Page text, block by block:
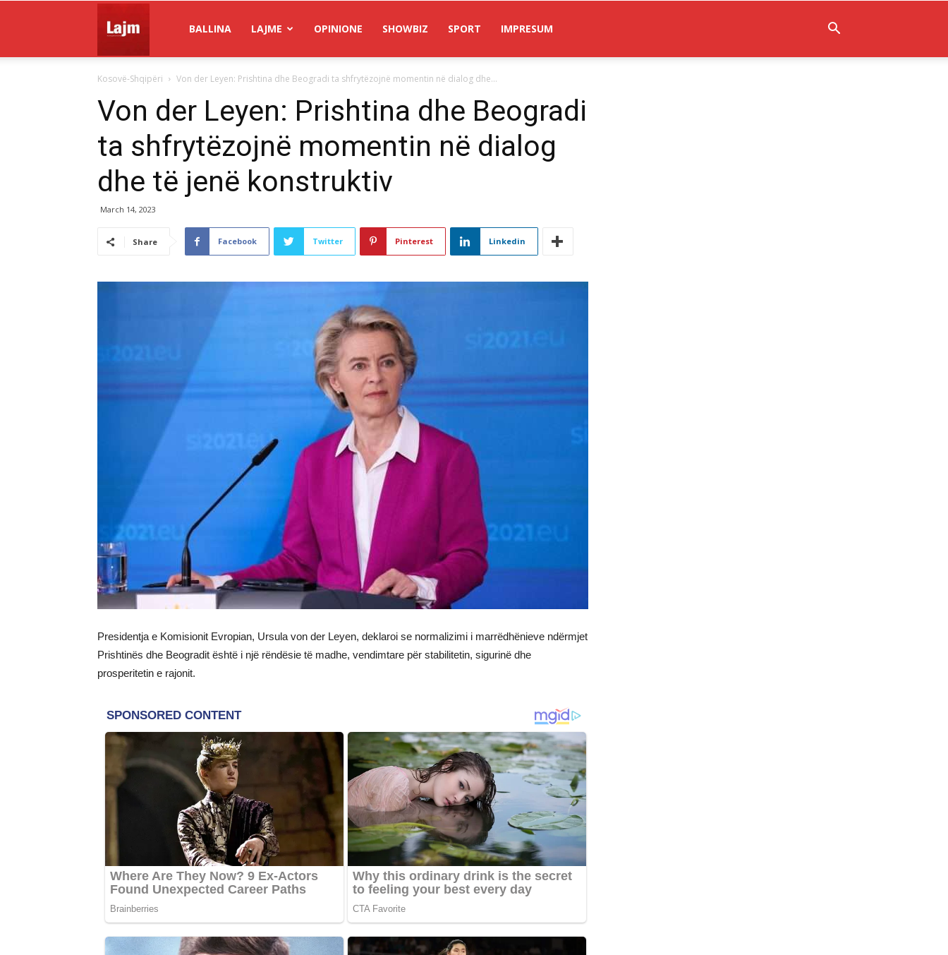
Lajm
BALLINA LAJME OPINIONE SHOWBIZ SPORT IMPRESUM
Kosovë-Shqipëri Von der Leyen: Prishtina dhe Beogradi ta shfrytëzojnë momentin në dialog dhe...
Von der Leyen: Prishtina dhe Beogradi
ta shfrytëzojnë momentin në dialog
dhe të jenë konstruktiv
March 14, 2023
Share Facebook Twitter Pinterest Linkedin
Presidentja e Komisionit Evropian, Ursula von der Leyen, deklaroi se normalizimi i marrëdhënieve ndërmjet
Prishtinës dhe Beogradit është i një rëndësie të madhe, vendimtare për stabilitetin, sigurinë dhe
prosperitetin e rajonit.